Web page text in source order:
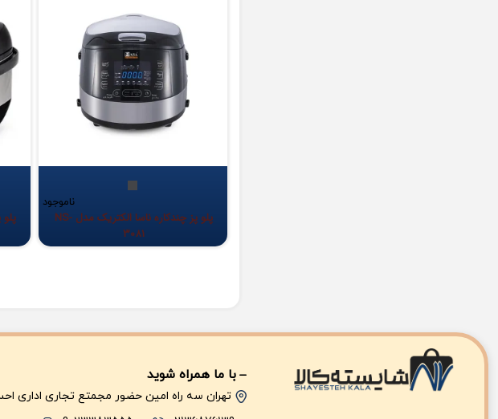
ناموجود
پلو پز چندکاره ناسا الکتریک مدل NS-
3081
با ما همراه شوید
تهران سه راه امین حضور مجمتع تجاری اداری احسان